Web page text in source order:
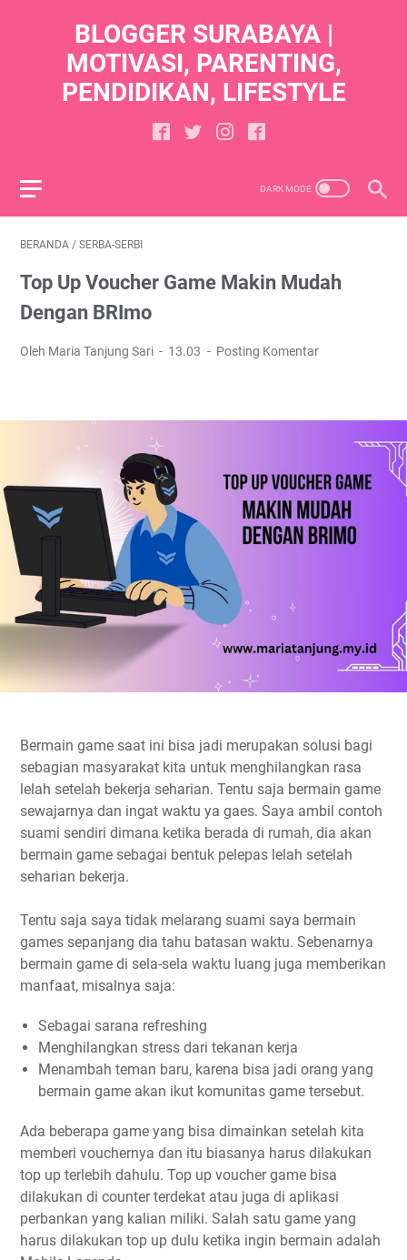
BLOGGER SURABAYA |
MOTIVASI, PARENTING,
PENDIDIKAN, LIFESTYLE
BERANDA / SERBA-SERBI
Top Up Voucher Game Makin Mudah
Dengan BRImo
Oleh Maria Tanjung Sari 13.03 Posting Komentar
Bermain game saat ini bisa jadi merupakan solusi bagi
sebagian masyarakat kita untuk menghilangkan rasa
lelah setelah bekerja seharian. Tentu saja bermain game
sewajarnya dan ingat waktu ya gaes. Saya ambil contoh
suami sendiri dimana ketika berada di rumah, dia akan
bermain game sebagai bentuk pelepas lelah setelah
seharian bekerja.
Tentu saja saya tidak melarang suami saya bermain
games sepanjang dia tahu batasan waktu. Sebenarnya
bermain game di sela-sela waktu luang juga memberikan
manfaat, misalnya saja:
Sebagai sarana refreshing
Menghilangkan stress dari tekanan kerja
Menambah teman baru, karena bisa jadi orang yang
bermain game akan ikut komunitas game tersebut.
Ada beberapa game yang bisa dimainkan setelah kita
memberi vouchernya dan itu biasanya harus dilakukan
top up terlebih dahulu. Top up voucher game bisa
dilakukan di counter terdekat atau juga di aplikasi
perbankan yang kalian miliki. Salah satu game yang
harus dilakukan top up dulu ketika ingin bermain adalah